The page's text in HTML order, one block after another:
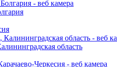
область